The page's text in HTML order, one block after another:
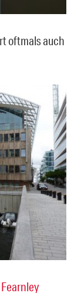
oftmals auch